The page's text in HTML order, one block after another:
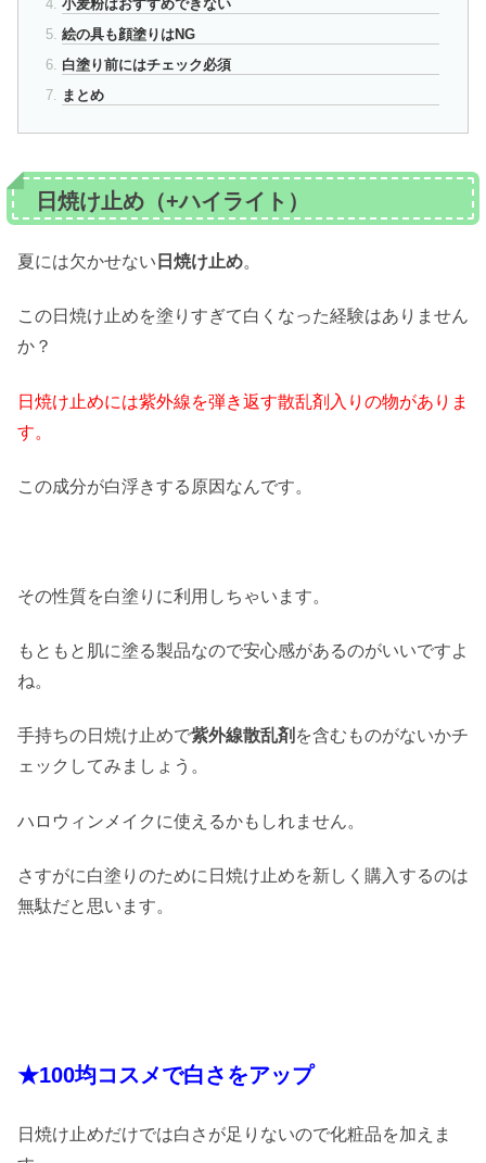
小麦粉はおすすめできない
絵の具も顔塗りはNG
白塗り前にはチェック必須
まとめ
日焼け止め（+ハイライト）
夏には欠かせない 日焼け止め。
この日焼け止めを塗りすぎて白くなった経験はありません
か？
日焼け止めには紫外線を弾き返す散乱剤入りの物がありま
す。
この成分が白浮きする原因なんです。
その性質を白塗りに利用しちゃいます。
もともと肌に塗る製品なので安心感があるのがいいですよ
ね。
手持ちの日焼け止めで紫外線散乱剤 を含むものがないかチ
ェックしてみましょう。
ハロウィンメイクに使えるかもしれません。
さすがに白塗りのために日焼け止めを新しく購入するのは
無駄だと思います。
★100均コスメで白さをアップ
日焼け止めだけでは白さが足りないので化粧品を加えま